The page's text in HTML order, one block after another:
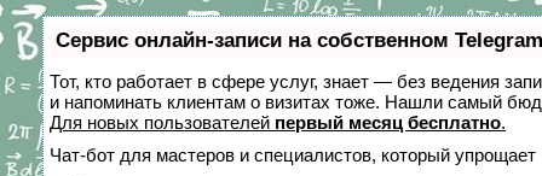
Сервис онлайн-записи на собственном
Тот, кто работает в сфере услуг, знает — без ведения
и напоминать клиентам о визитах тоже. Нашли самый
Для новых пользователей первый месяц бесплатно.
Чат-бот для мастеров и специалистов, который упрощает